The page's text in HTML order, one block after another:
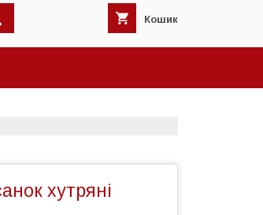
Кошик
хутряні